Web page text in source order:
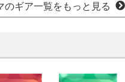
のギア一覧をもっと見る